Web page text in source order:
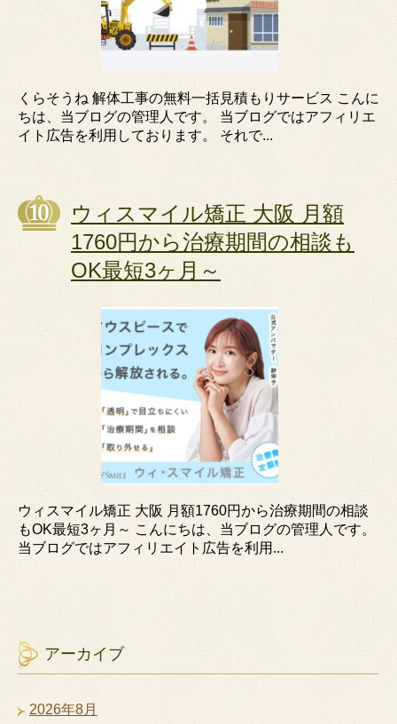
くらそうね 解体工事の無料一括見積もりサービス こんに
ちは、当ブログの管理人です。 当ブログではアフィリエ
イト広告を利用しております。 それで...
ウィスマイル矯正 大阪 月額
1760円から治療期間の相談も
OK最短3ヶ月～
ウィスマイル矯正 大阪 月額1760円から治療期間の相談
もOK最短3ヶ月～ こんにちは、当ブログの管理人です。
当ブログではアフィリエイト広告を利用...
アーカイブ
2026年8月